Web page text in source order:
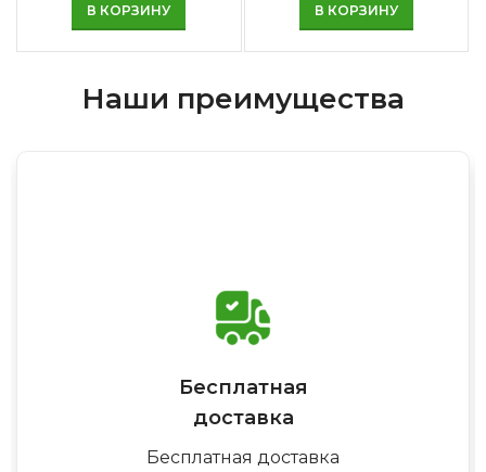
В КОРЗИНУ В КОРЗИНУ
Наши преимущества
Бесплатная
доставка
Бесплатная доставка